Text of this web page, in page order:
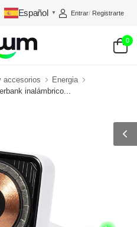
DE CONFIANZA
Español ▼ Entrar/ Registrarte
0
accesorios
Energia
inalámbrico...